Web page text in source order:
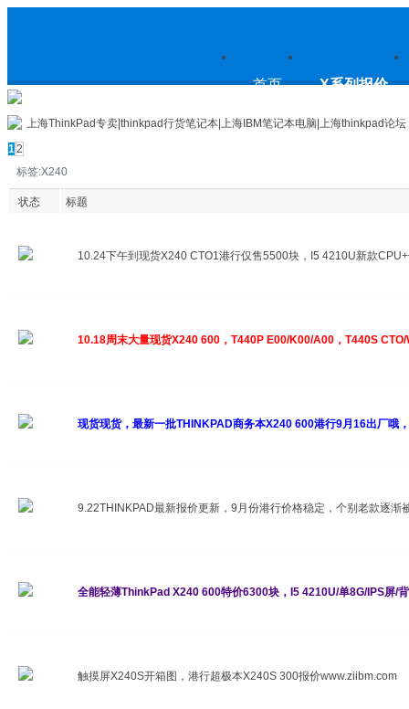
上
海ThinkPad专卖|thinkpad行货笔
首页 X系列报价
上海ThinkPad专卖|thinkpad行货笔记本|上海IBM笔记本电脑|上海thinkpad论坛
12
标签:X240
状态 标题
10.24下午到现货X240 CTO1港行仅售5500块，I5 4210U新款
10.18周末大量现货X240 600，T440P E00/K00/A00，T440S
现货现货，最新一批THINKPAD商务本X240 600港行9月16出厂哦
9.22THINKPAD最新报价更新，9月份港行价格稳定，个别老款逐渐
全能轻薄ThinkPad X240 600特价6300块，I5 4210U/单8G/IPS屏/
触摸屏X240S开箱图，港行超极本X240S 300报价www.ziibm.com